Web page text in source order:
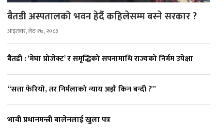
बैतडी अस्पतालको भवन हेर्दै कहिलेसम्म बस्ने सरकार ?
आइतबार, जेठ १७, २०८३
बैतडी : ‘मेघा प्रोजेक्ट’ र समृद्धिको सपनामाथि राज्यको निर्मम उपेक्षा
“सत्ता फेरियो, तर निर्मलाको न्याय अझै किन बन्दी ?”
भावी प्रधानमन्त्री बालेनलाई खुला पत्र